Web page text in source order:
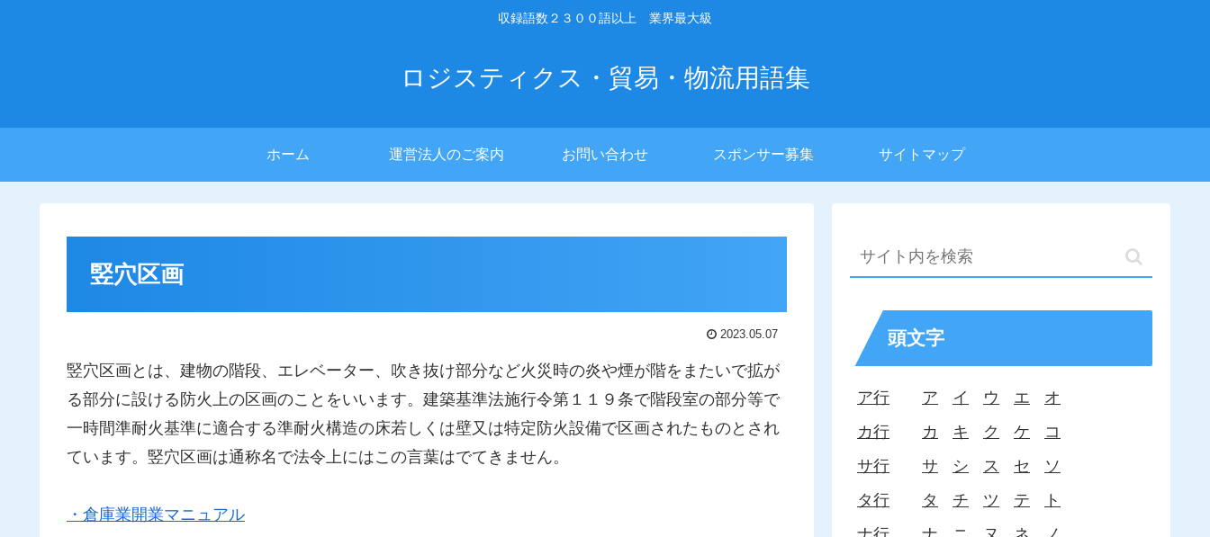
収録語数２３００語以上 業界最大級
ロジスティクス・貿易・物流用語集
ホーム 運営法人のご案内 お問い合わせ スポンサー募集 サイトマップ
竪穴区画
2023.05.07
竪穴区画とは、建物の階段、エレベーター、吹き抜け部分など火災時の炎や煙が階をまたいで拡が
る部分に設ける防火上の区画のことをいいます。建築基準法施行令第１１９条で階段室の部分等で
一時間準耐火基準に適合する準耐火構造の床若しくは壁又は特定防火設備で区画されたものとされ
ています。竪穴区画は通称名で法令上にはこの言葉はでてきません。
・倉庫業開業マニュアル
頭文字
ア行 ア イ ウ エ
オ
カ行
カ キ ク ケ
コ
サ行
サ シ ス セ
ソ
タ行
タ チ ツ テ
ト